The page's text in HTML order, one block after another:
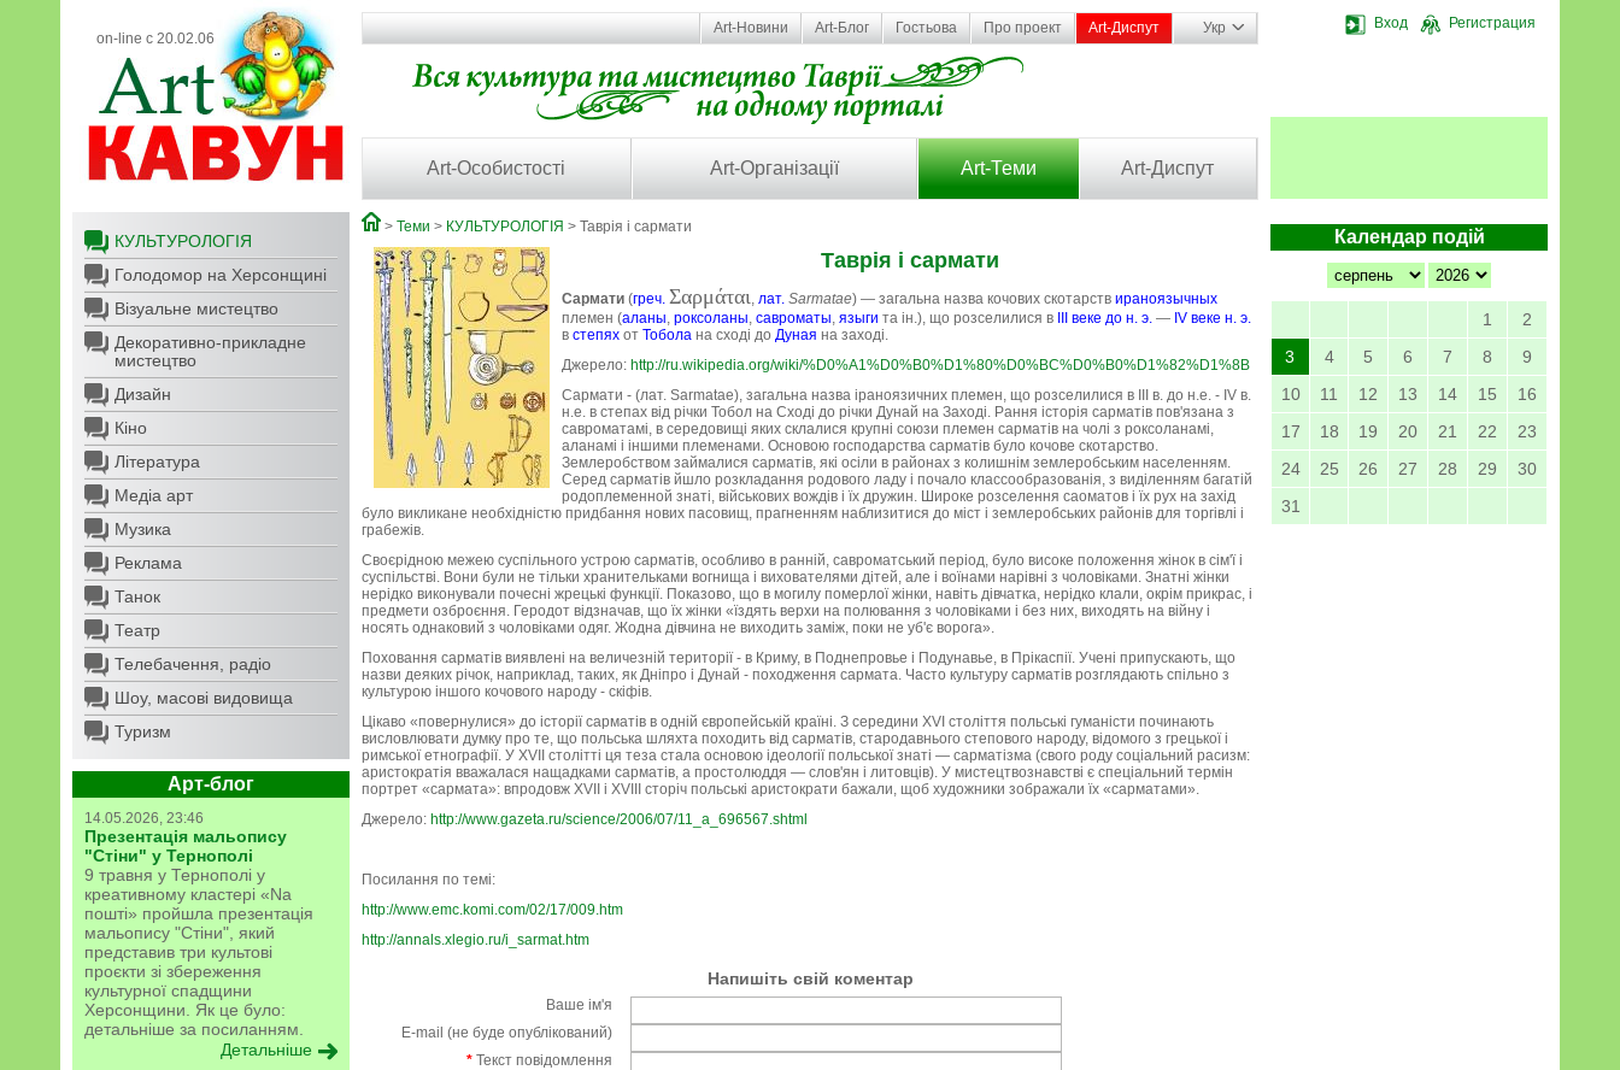
on-line с 20.02.06
Вход Регистрация
Art-Новини Art-Блог Гостьова Про проект Art-Диспут Укр
Art-Особистості Art-Організації Art-Теми Art-Диспут
КУЛЬТУРОЛОГІЯ
Голодомор на Херсонщині
Візуальне мистецтво
Декоративно-прикладне
мистецтво
Дизайн
Кіно
Література
Медіа арт
Музика
Реклама
Танок
Театр
Телебачення, радіо
Шоу, масові видовища
Туризм
Арт-блог
14.05.2026, 23:46
Презентація мальопису
"Стіни" у Тернополі
9 травня у Тернополі у
креативному кластері «Na
пошті» пройшла презентація
мальопису "Стіни", який
представив три культові
проєкти зі збереження
культурної спадщини
Херсонщини. Як це було:
детальніше за посиланням.
Детальніше
Календар подій
1
2
3
4 5 6 7 8
9
10
11 12 13 14 15
16
17
18 19 20 21 22
23
24
25 26 27 28 29
30
31
> Теми > КУЛЬТУРОЛОГІЯ > Таврія і сармати
Таврія і сармати
Сармати (греч. Σαρμάται, лат. Sarmatae) — загальна назва кочових скотарств ираноязычных
племен (аланы, роксоланы, савроматы, языги та ін.), що розселилися в III веке до н. э. — IV веке н. э.
в степях от Тобола на сході до Дуная на заході.
Джерело: http://ru.wikipedia.org/wiki/%D0%A1%D0%B0%D1%80%D0%BC%D0%B0%D1%82%D1%8B
Сармати - (лат. Sarmatae), загальна назва іраноязичних племен, що розселилися в III в. до н.е. - IV в.
н.е. в степах від річки Тобол на Сході до річки Дунай на Заході. Рання історія сарматів пов'язана з
савроматамі, в середовищі яких склалися крупні союзи племен сарматів на чолі з роксоланамі,
аланамі і іншими племенами. Основою господарства сарматів було кочове скотарство.
Землеробством займалися сарматів, які осіли в районах з колишнім землеробським населенням.
Серед сарматів йшло розкладання родового ладу і почало классообразованія, з виділенням багатій
родоплеменной знаті, військових вождів і їх дружин. Широке розселення саоматов і їх рух на захід
було викликане необхідністю придбання нових пасовищ, прагненням наблизитися до міст і землеробських районів для торгівлі і
грабежів.
Своєрідною межею суспільного устрою сарматів, особливо в ранній, савроматський період, було високе положення жінок в сім'ї і
суспільстві. Вони були не тільки хранительками вогнища і вихователями дітей, але і воїнами нарівні з чоловіками. Знатні жінки
нерідко виконували почесні жрецькі функції. Показово, що в могилу померлої жінки, навіть дівчатка, нерідко клали, окрім прикрас, і
предмети озброєння. Геродот відзначав, що їх жінки «їздять верхи на полювання з чоловіками і без них, виходять на війну і
носять однаковий з чоловіками одяг. Жодна дівчина не виходить заміж, поки не уб'є ворога».
Поховання сарматів виявлені на величезній території - в Криму, в Поднепровье і Подунавье, в Прікаспії. Учені припускають, що
назви деяких річок, наприклад, таких, як Дніпро і Дунай - походження сармата. Часто культуру сарматів розглядають спільно з
культурою іншого кочового народу - скіфів.
Цікаво «повернулися» до історії сарматів в одній європейській країні. З середини XVI століття польські гуманісти починають
висловлювати думку про те, що польська шляхта походить від сарматів, стародавнього степового народу, відомого з грецької і
римської етнографії. У XVII столітті ця теза стала основою ідеології польської знаті — сарматізма (свого роду соціальний расизм:
аристократія вважалася нащадками сарматів, а простолюддя — слов'ян і литовців). У мистецтвознавстві є спеціальний термін
портрет «сармата»: впродовж XVII і XVIII сторіч польські аристократи бажали, щоб художники зображали їх «сарматами».
Джерело: http://www.gazeta.ru/science/2006/07/11_a_696567.shtml
Посилання по темі:
http://www.emc.komi.com/02/17/009.htm
http://annals.xlegio.ru/i_sarmat.htm
Напишіть свій коментар
Ваше ім'я
E-mail (не буде опублікований)
* Текст повідомлення